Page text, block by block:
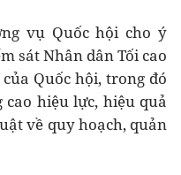
vụ Quốc hội cho ý
sát Nhân dân Tối cao
Quốc hội, trong đó
hiệu lực, hiệu quả
về quy hoạch, quản